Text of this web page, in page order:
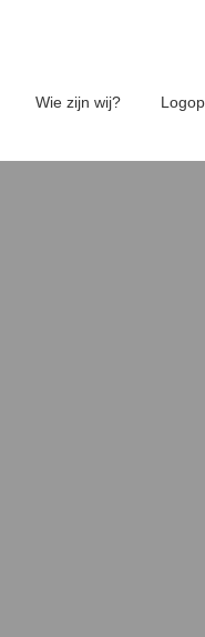
Wie zijn wij?